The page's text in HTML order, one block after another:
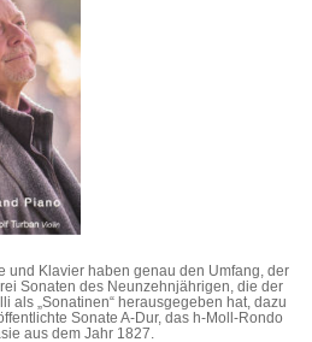
und Klavier haben genau den Umfang, der
Sonaten des Neunzehnjährigen, die der
als „Sonatinen“ herausgegeben hat, dazu
Sonate A-Dur, das h-Moll-Rondo
aus dem Jahr 1827.